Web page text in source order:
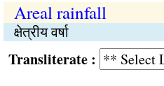
Areal rainfall
क्षेत्रीय वर्षा
: